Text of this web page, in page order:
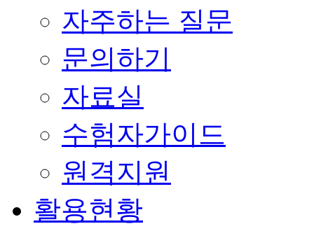
자주하는 질문
문의하기
자료실
수험자가이드
원격지원
활용현황